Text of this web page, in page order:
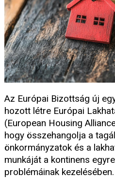
Az Európai Bizottság új
hozott létre Európai
(European Housing
hogy összehangolja a
önkormányzatok és a
munkáját a kontinens
problémáinak kezelésében.